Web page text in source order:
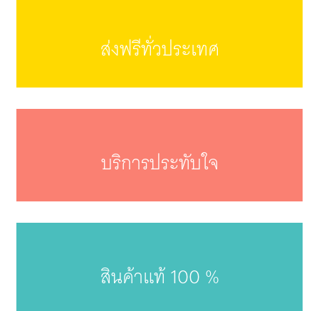
ส่งฟรีทั่วประเทศ
บริการประทับใจ
สินค้าแท้ 100 %